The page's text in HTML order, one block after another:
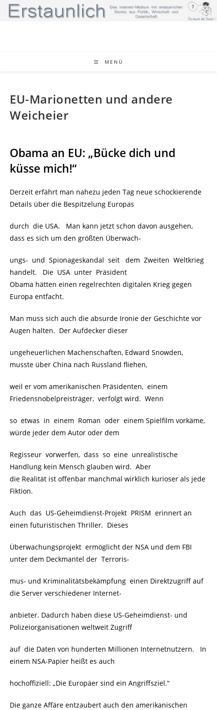
Zum
Inhalt
MENÜ
EU-Marionetten und andere
Weicheier
Obama an EU: „Bücke dich und
küsse mich!“
Derzeit erfährt man nahezu jeden Tag neue schockierende
Details über die Bespitzelung Europas
durch die USA. Man kann jetzt schon davon ausgehen,
dass es sich um den größten Überwach-
ungs- und Spionageskandal seit dem Zweiten Weltkrieg
handelt. Die USA unter Präsident
Obama hätten einen regelrechten digitalen Krieg gegen
Europa entfacht.
Man muss sich auch die absurde Ironie der Geschichte vor
Augen halten. Der Aufdecker dieser
ungeheuerlichen Machenschaften, Edward Snowden,
musste über China nach Russland fliehen,
weil er vom amerikanischen Präsidenten, einem
Friedensnobelpreisträger, verfolgt wird. Wenn
so etwas in einem Roman oder einem Spielfilm vorkäme,
würde jeder dem Autor oder dem
Regisseur vorwerfen, dass so eine unrealistische
Handlung kein Mensch glauben wird. Aber
die Realität ist offenbar manchmal wirklich kurioser als jede
Fiktion.
Auch das US-Geheimdienst-Projekt PRISM erinnert an
einen futuristischen Thriller. Dieses
Überwachungsprojekt ermöglicht der NSA und dem FBI
unter dem Deckmantel der Terroris-
mus- und Kriminalitätsbekämpfung einen Direktzugriff auf
die Server verschiedener Internet-
anbieter. Dadurch haben diese US-Geheimdienst- und
Polizeiorganisationen weltweit Zugriff
auf die Daten von hunderten Millionen Internetnutzern. In
einem NSA-Papier heißt es auch
hochoffiziell: „Die Europäer sind ein Angriffsziel.“
Die ganze Affäre entzaubert auch den amerikanischen